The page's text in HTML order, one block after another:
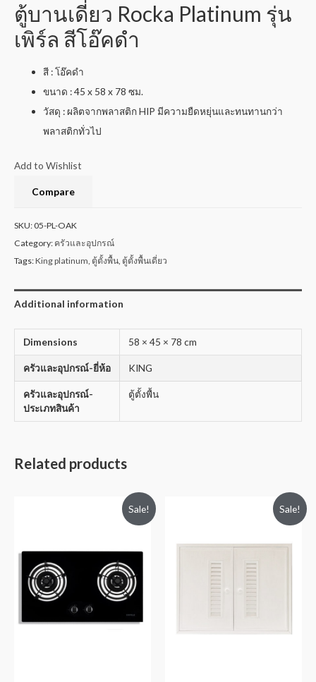
ตู้บานเดี่ยว Rocka Platinum รุ่น
เพิร์ล สีโอ๊คดำ
สี : โอ๊คดำ
ขนาด : 45 x 58 x 78 ซม.
วัสดุ : ผลิตจากพลาสติก HIP มีความยืดหยุ่นและทนทานกว่า
พลาสติกทั่วไป
Add to Wishlist
Compare
SKU:05-PL-OAK
Category: ครัวและอุปกรณ์
Tags:King platinum, ตู้ตั้งพื้น, ตู้ตั้งพื้นเดี่ยว
Additional information
Dimensions 58 × 45 × 78 cm
ครัวและอุปกรณ์-ยี่ห้อ KING
ครัวและอุปกรณ์-
ประเภทสินค้า
ตู้ตั้งพื้น
Related products
Sale! Sale!